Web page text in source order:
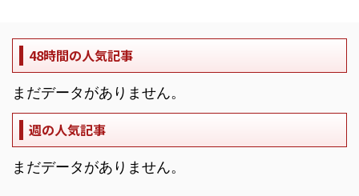
48時間の人気記事
まだデータがありません。
週の人気記事
まだデータがありません。